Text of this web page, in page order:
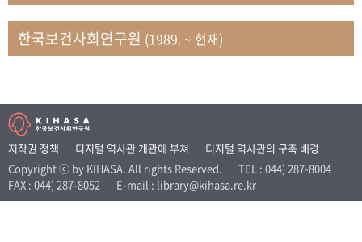
박인화
보건정책연구실
박재빈
연구부 인구역학담당실
변종화
보건정책연구실 건강증진팀
송건용
보건정책연구실
송태민
정보통계연구실 빅데이터연구센터
신희설
사업개발부 국제협력연구실
이규식
의료보험연구실
이문기
훈련부
한국보건사회연구원 (1989. ~ 현재)
저작권 정책 디지털 역사관 개관에 부쳐
디지털 역사관의 구축 배경
Copyright ⓒ by KIHASA. All rights Reserved.
TEL : 044) 287-8004
FAX : 044) 287-8052
E-mail : library@kihasa.re.kr